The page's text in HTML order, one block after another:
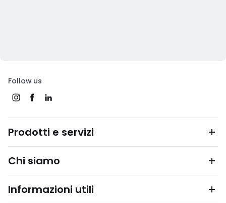
Follow us
Prodotti e servizi
Chi siamo
Informazioni utili